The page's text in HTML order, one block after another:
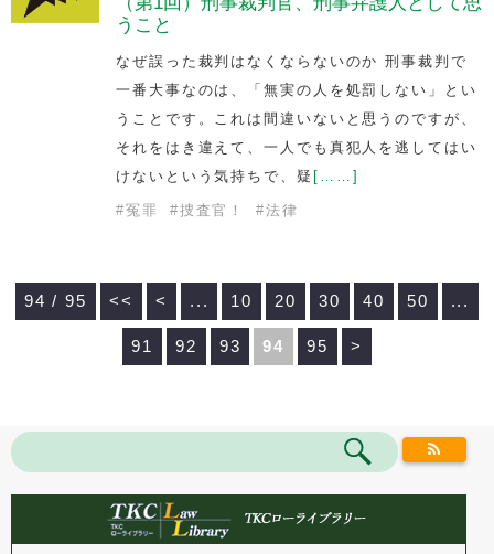
うこと
なぜ誤った裁判はなくならないのか 刑事裁判で
一番大事なのは、「無実の人を処罰しない」とい
うことです。これは間違いないと思うのですが、
それをはき違えて、一人でも真犯人を逃してはい
けないという気持ちで、疑 [……]
#冤罪 #捜査官！ #法律
94 / 95 << < ... 10 20 30 40 50 ...
91 92 93 94 95 >